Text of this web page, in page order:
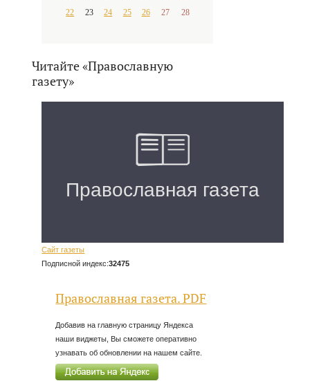
22
23 24 25 26 27 28
Читайте «Православную
газету»
Сайт газеты
Подписной индекс:32475
Православная газета. PDF
Добавив на главную страницу Яндекса
наши виджеты, Вы сможете оперативно
узнавать об обновлении на нашем сайте.